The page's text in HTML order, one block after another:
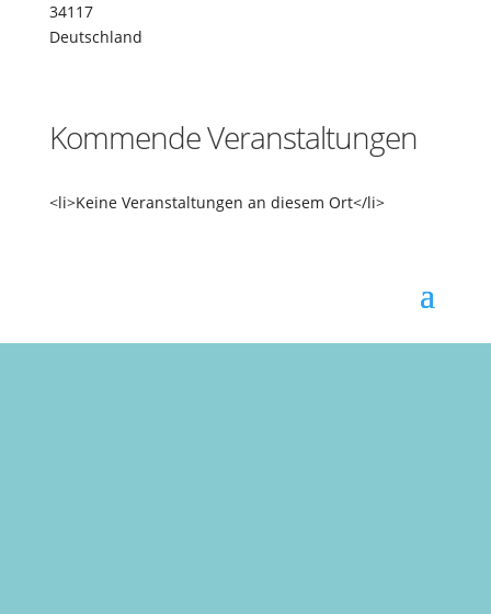
34117
Deutschland
Kommende Veranstaltungen
<li>Keine Veranstaltungen an diesem Ort</li>